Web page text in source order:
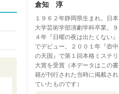
倉知 淳
１９６２年静岡県生まれ。日本
大学芸術学部演劇学科卒業。９
４年『日曜の夜は出たくない』
でデビュー。２００１年『壺中
の天国』で第１回本格ミステリ
大賞を受賞（本データはこの書
籍が刊行された当時に掲載され
ていたものです）